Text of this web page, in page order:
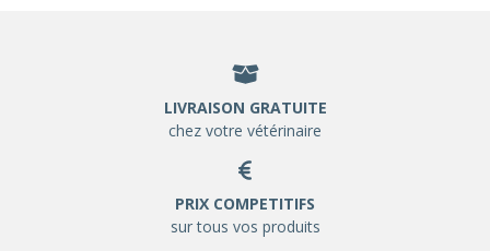
LIVRAISON GRATUITE
chez votre vétérinaire
PRIX COMPETITIFS
sur tous vos produits